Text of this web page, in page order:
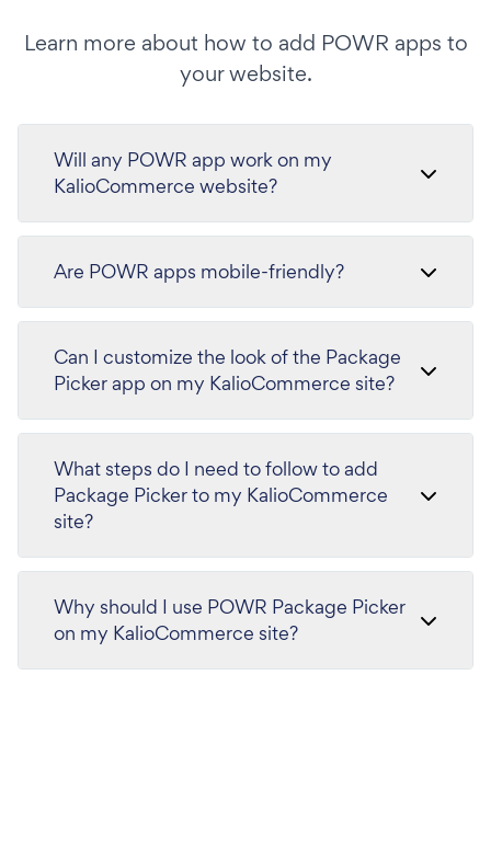
Learn more about how to add POWR apps to
your website.
Will any POWR app work on my
KalioCommerce website?
Are POWR apps mobile-friendly?
Can I customize the look of the Package
Picker app on my KalioCommerce site?
What steps do I need to follow to add
Package Picker to my KalioCommerce
site?
Why should I use POWR Package Picker
on my KalioCommerce site?